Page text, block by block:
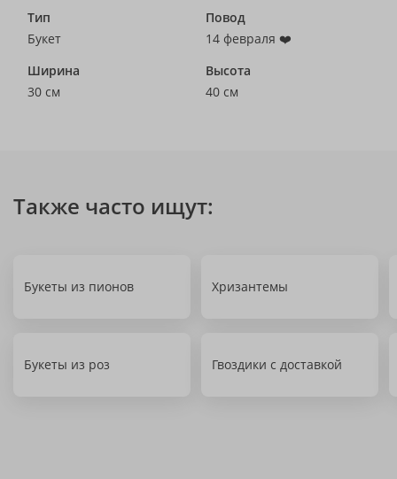
Тип
Букет
Повод
14 февраля ❤️
Ширина
30 см
Высота
40 см
Также часто ищут:
Букеты из пионов Хризантемы
Букеты из роз Гвоздики с доставкой